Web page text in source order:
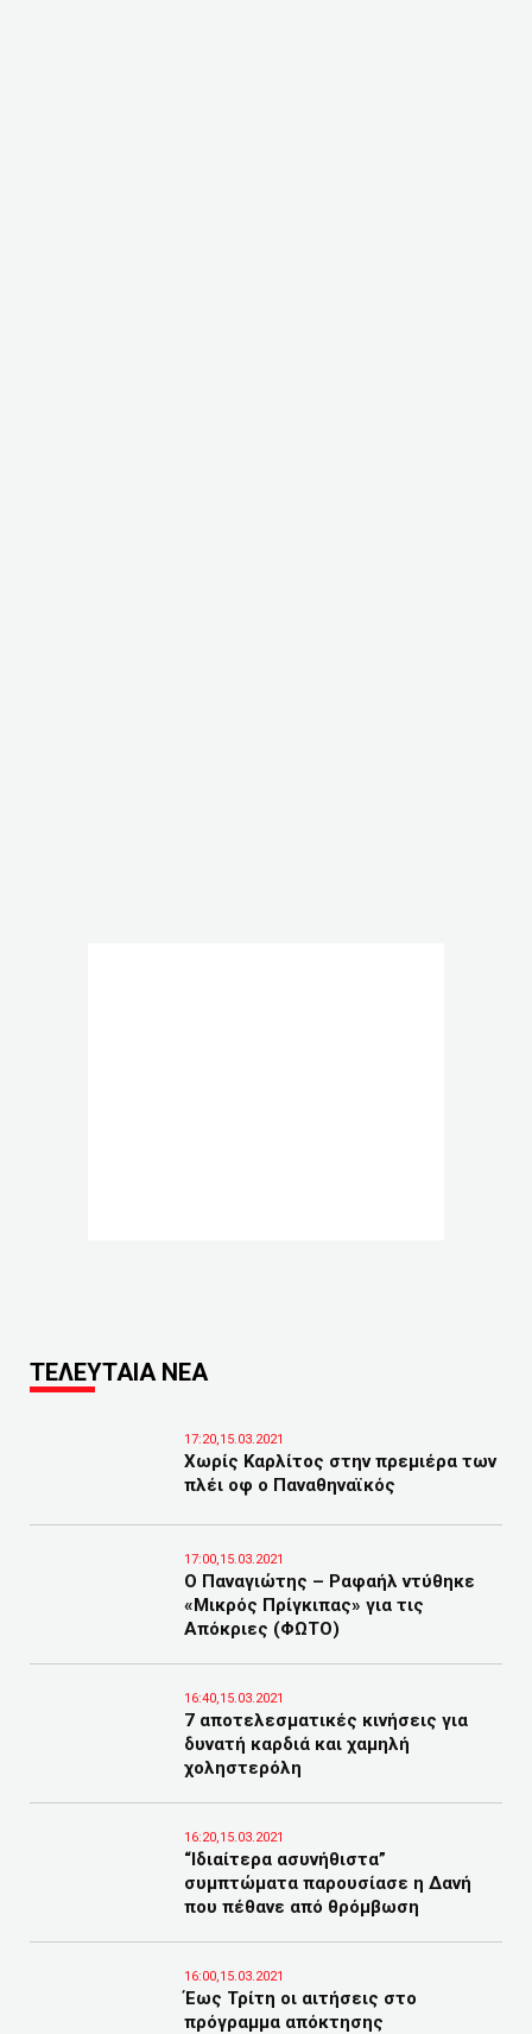
ΤΕΛΕΥΤΑΙΑ ΝΕΑ
17:20,15.03.2021
Χωρίς Καρλίτος στην πρεμιέρα των
πλέι οφ ο Παναθηναϊκός
17:00,15.03.2021
Ο Παναγιώτης – Ραφαήλ ντύθηκε
«Μικρός Πρίγκιπας» για τις
Απόκριες (ΦΩΤΟ)
16:40,15.03.2021
7 αποτελεσματικές κινήσεις για
δυνατή καρδιά και χαμηλή
χοληστερόλη
16:20,15.03.2021
“Ιδιαίτερα ασυνήθιστα”
συμπτώματα παρουσίασε η Δανή
που πέθανε από θρόμβωση
16:00,15.03.2021
Έως Τρίτη οι αιτήσεις στο
πρόγραμμα απόκτησης